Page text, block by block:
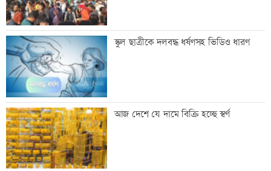
অস্থির বাজারে আজ স্বর্ণের ভরি কত
মেয়েদের আপত্তিকর ছবি তুলে বয়ফ্রেন্ডকে
পাঠাতেন ইবি ছাত্রী
স্কুল ছাত্রীকে দলবদ্ধ ধর্ষণসহ ভিডিও ধারণ
আজ দেশে যে দামে বিক্রি হচ্ছে স্বর্ণ